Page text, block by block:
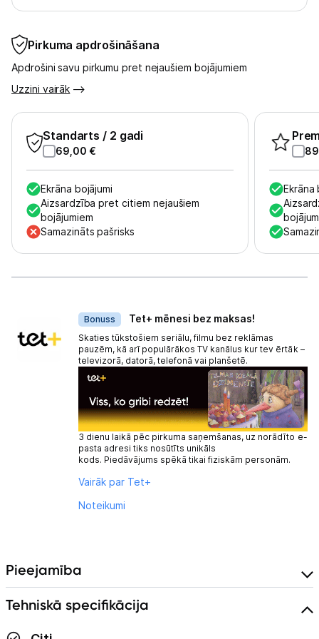
Informācija
Pirkuma apdrošināšana
Apdrošini savu pirkumu pret nejaušiem bojājumiem
Uzzini vairāk
Standarts / 2 gadi
69,00 €
Ekrāna bojājumi
Aizsardzība pret citiem nejaušiem
bojājumiem
Samazināts pašrisks
Ekrāna
Bonuss Tet+ mēnesi bez maksas!
Skaties tūkstošiem seriālu, filmu bez reklāmas
pauzēm, kā arī populārākos TV kanālus kur tev ērtāk –
televizorā, datorā, telefonā vai planšetē.
3 dienu laikā pēc pirkuma saņemšanas, uz norādīto e-
pasta adresi tiks nosūtīts unikāls
kods. Piedāvājums spēkā tikai fiziskām personām.
Vairāk par Tet+
Noteikumi
Pieejamība
Tehniskā specifikācija